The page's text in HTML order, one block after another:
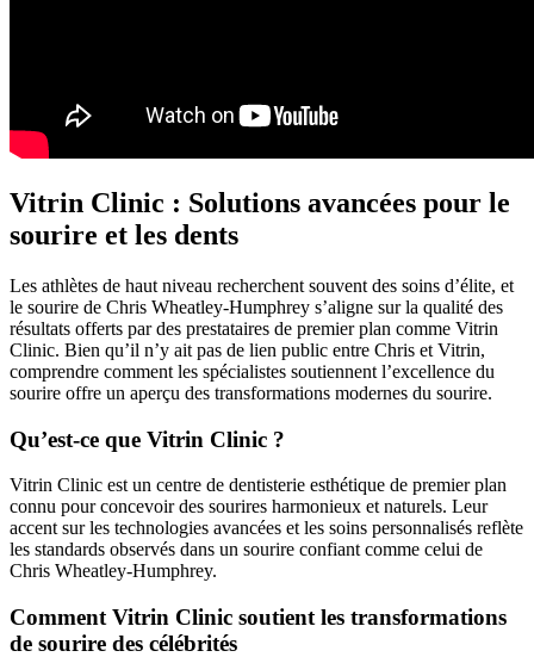
Vitrin Clinic : Solutions avancées pour le
sourire et les dents
Les athlètes de haut niveau recherchent souvent des soins d’élite, et
le sourire de Chris Wheatley-Humphrey s’aligne sur la qualité des
résultats offerts par des prestataires de premier plan comme Vitrin
Clinic. Bien qu’il n’y ait pas de lien public entre Chris et Vitrin,
comprendre comment les spécialistes soutiennent l’excellence du
sourire offre un aperçu des transformations modernes du sourire.
Qu’est-ce que Vitrin Clinic ?
Vitrin Clinic est un centre de dentisterie esthétique de premier plan
connu pour concevoir des sourires harmonieux et naturels. Leur
accent sur les technologies avancées et les soins personnalisés reflète
les standards observés dans un sourire confiant comme celui de
Chris Wheatley-Humphrey.
Comment Vitrin Clinic soutient les transformations
de sourire des célébrités